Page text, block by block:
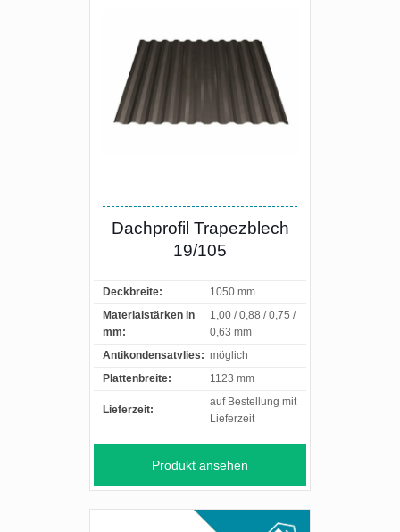
Dachprofil Trapezblech
19/105
Deckbreite:
1050 mm
Materialstärken in
mm:
1,00 / 0,88 / 0,75 /
0,63 mm
Antikondensatvlies: möglich
Plattenbreite:
1123 mm
Lieferzeit:
auf Bestellung mit
Lieferzeit
Produkt ansehen